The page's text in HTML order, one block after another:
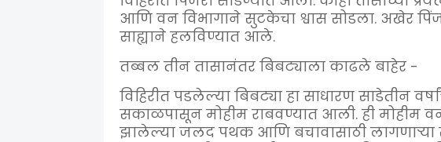
आणि वन विभागाने सुटकेचा श्वास सोडला. अखेर
साह्याने हलविण्यात आले.
तब्बल तीन तासानंतर बिबट्याला काढले बाहेर -
विहिरीत पडलेल्या बिबट्या हा साधारण साडेतीन
सकाळपासून मोहीम राबवण्यात आली. ही मोहीम
झालेल्या जलद पथक आणि बचावासाठी लागणाऱ्या